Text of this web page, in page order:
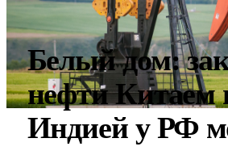
Белый дом:
нефти Китаем
Индией у РФ